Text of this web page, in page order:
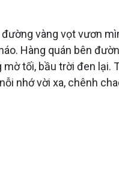
vàng vọt vươn
Hàng quán bên
tối, bầu trời đen lại.
nhớ vời xa, chênh